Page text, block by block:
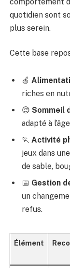
quotidien sont
plus serein.
Cette base
🍎
riches en
😌 Sommeil
adapté à
🏃 Activité
jeux dans
de sable,
📅 Gestion
un
refus.
Élément